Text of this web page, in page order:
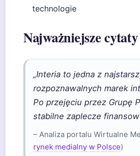
technologie
Najważniejsze
„Interia to jedna z
rozpoznawalnych marek
Po przejęciu przez Grupę
stabilne zaplecze
– Analiza portalu Wirtualne
rynek medialny w Polsce)